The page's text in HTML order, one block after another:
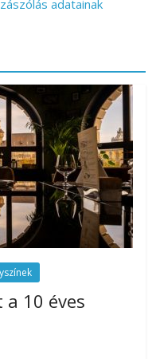
adatainak
10 éves